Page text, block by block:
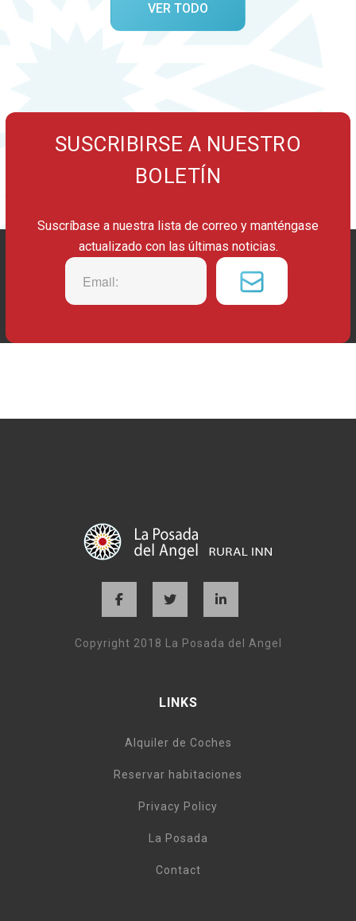
VER TODO
SUSCRIBIRSE A NUESTRO
BOLETÍN
Suscríbase a nuestra lista de correo y manténgase
actualizado con las últimas noticias.
Copyright 2018 La Posada del Angel
LINKS
Alquiler de Coches
Reservar habitaciones
Privacy Policy
La Posada
Contact